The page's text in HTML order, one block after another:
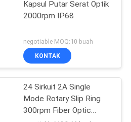
Sinyal
Kapsul Putar Serat Optik
2000rpm IP68
negotiable MOQ:10 buah
KONTAK
24 Sirkuit 2A Single
Mode Rotary Slip Ring
300rpm Fiber Optic